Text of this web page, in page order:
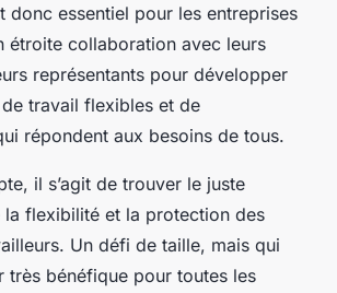
donc essentiel pour les entreprises
étroite collaboration avec leurs
représentants pour développer
travail flexibles et de
répondent aux besoins de tous.
il s’agit de trouver le juste
la flexibilité et la protection des
Un défi de taille, mais qui
très bénéfique pour toutes les